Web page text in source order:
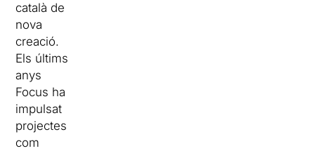
català de
nova
creació.
Els últims
anys
Focus ha
impulsat
projectes
com